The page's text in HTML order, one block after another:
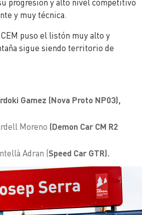
progresión y alto nivel competitivo
y muy técnica.
puso el listón muy alto y
sigue siendo territorio de
Gamez (Nova Proto NP03),
Moreno (Demon Car CM R2
Adran (Speed Car GTR).